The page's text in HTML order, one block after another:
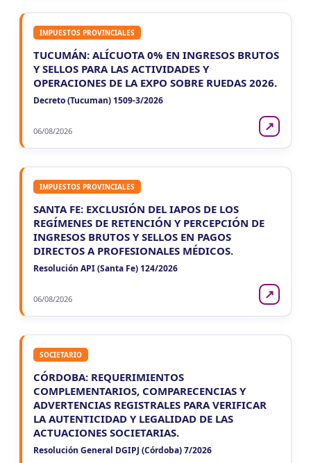
IMPUESTOS PROVINCIALES
TUCUMÁN: ALÍCUOTA 0% EN INGRESOS BRUTOS
Y SELLOS PARA LAS ACTIVIDADES Y
OPERACIONES DE LA EXPO SOBRE RUEDAS 2026.
Decreto (Tucuman) 1509-3/2026
06/08/2026 ↗
IMPUESTOS PROVINCIALES
SANTA FE: EXCLUSIÓN DEL IAPOS DE LOS
REGÍMENES DE RETENCIÓN Y PERCEPCIÓN DE
INGRESOS BRUTOS Y SELLOS EN PAGOS
DIRECTOS A PROFESIONALES MÉDICOS.
Resolución API (Santa Fe) 124/2026
06/08/2026 ↗
SOCIETARIO
CÓRDOBA: REQUERIMIENTOS
COMPLEMENTARIOS, COMPARECENCIAS Y
ADVERTENCIAS REGISTRALES PARA VERIFICAR
LA AUTENTICIDAD Y LEGALIDAD DE LAS
ACTUACIONES SOCIETARIAS.
Resolución General DGIPJ (Córdoba) 7/2026